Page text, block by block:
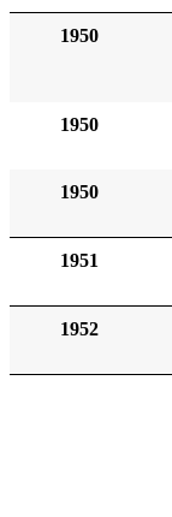
1950
1950
1950
1951
1952